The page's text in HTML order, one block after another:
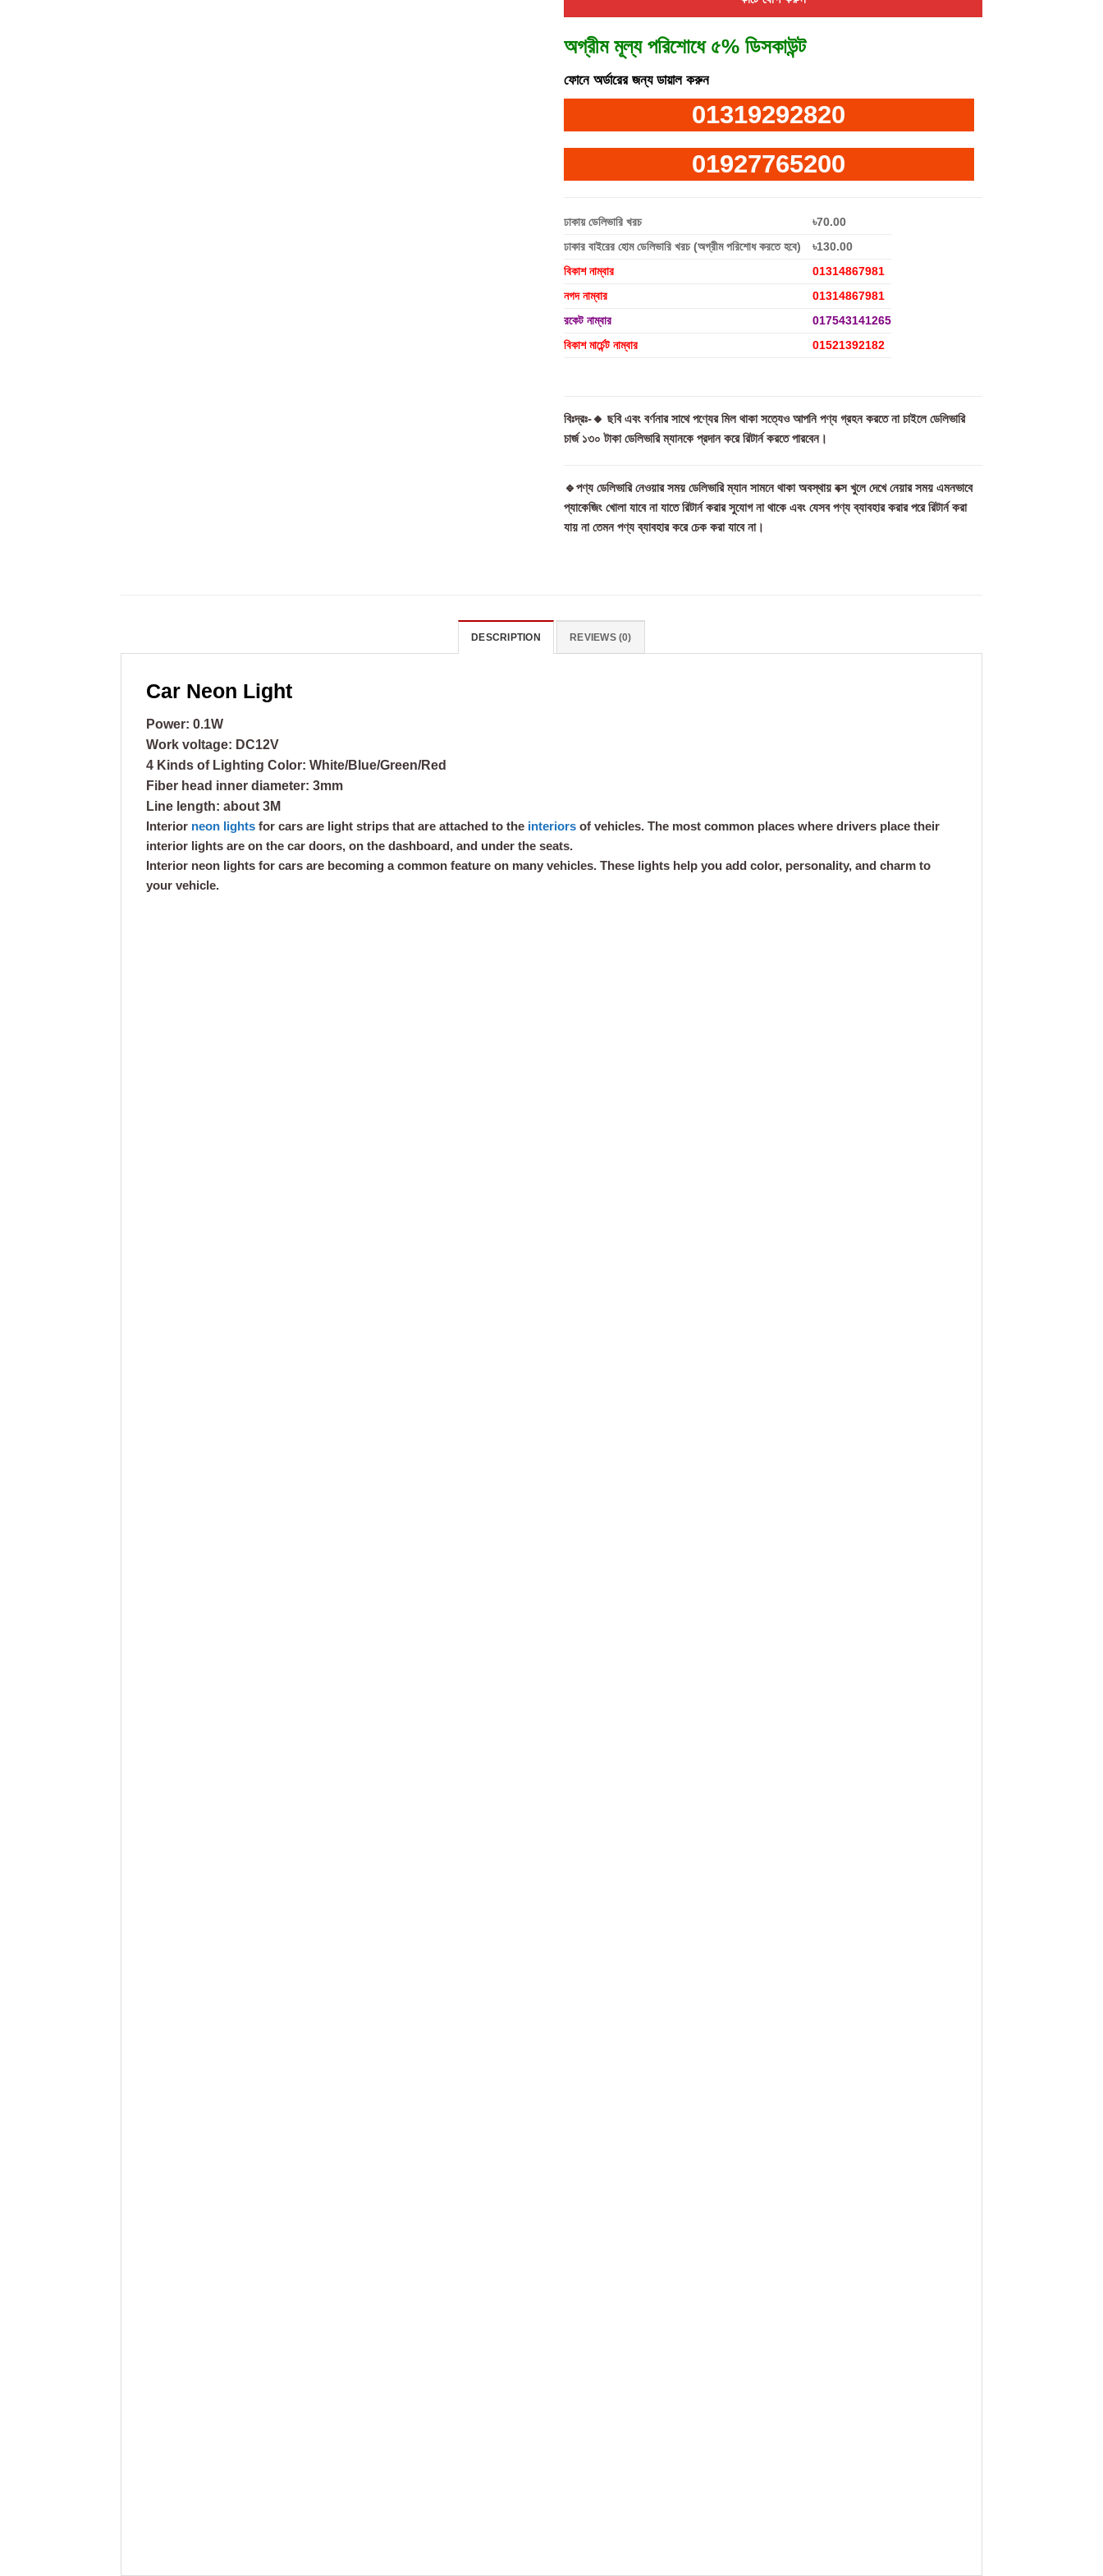
অগ্রীম মূল্য পরিশোধে ৫% ডিসকাউন্ট
ফোনে অর্ডারের জন্য ডায়াল করুন
01319292820
01927765200
ঢাকায় ডেলিভারি খরচ
৳70.00
ঢাকার বাইরের হোম ডেলিভারি খরচ (অগ্রীম পরিশোধ করতে হবে)
৳130.00
বিকাশ নাম্বার
01314867981
নগদ নাম্বার
01314867981
রকেট নাম্বার
017543141265
বিকাশ মার্চেন্ট নাম্বার
01521392182
বিঃদ্রঃ-🔸 ছবি এবং বর্ণনার সাথে পণ্যের মিল থাকা সত্যেও আপনি পণ্য গ্রহন করতে না চাইলে ডেলিভারি
চার্জ ১৩০ টাকা ডেলিভারি ম্যানকে প্রদান করে রিটার্ন করতে পারবেন।
🔹পণ্য ডেলিভারি নেওয়ার সময় ডেলিভারি ম্যান সামনে থাকা অবস্থায় বক্স খুলে দেখে নেয়ার সময় এমনভাবে
প্যাকেজিং খোলা যাবে না যাতে রিটার্ন করার সুযোগ না থাকে এবং যেসব পণ্য ব্যাবহার করার পরে রিটার্ন করা
যায় না তেমন পণ্য ব্যাবহার করে চেক করা যাবে না।
DESCRIPTION REVIEWS (0)
Car Neon Light
Power: 0.1W
Work voltage: DC12V
4 Kinds of Lighting Color: White/Blue/Green/Red
Fiber head inner diameter: 3mm
Line length: about 3M
Interior neon lights for cars are light strips that are attached to the interiors of vehicles. The most common places where drivers place their
interior lights are on the car doors, on the dashboard, and under the seats.
Interior neon lights for cars are becoming a common feature on many vehicles. These lights help you add color, personality, and charm to
your vehicle.